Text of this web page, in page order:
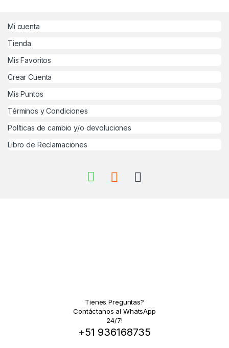
Mi cuenta
Tienda
Mis Favoritos
Crear Cuenta
Mis Puntos
Términos y Condiciones
Políticas de cambio y/o devoluciones
Libro de Reclamaciones
Tienes Preguntas?
Contáctanos al WhatsApp
24/7!
+51 936168735